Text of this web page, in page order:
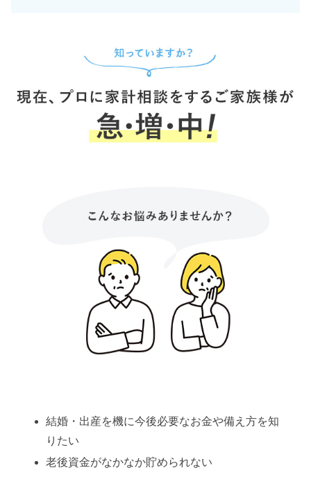
結婚・出産を機に今後必要なお金や備え方を知
りたい
老後資金がなかなか貯められない